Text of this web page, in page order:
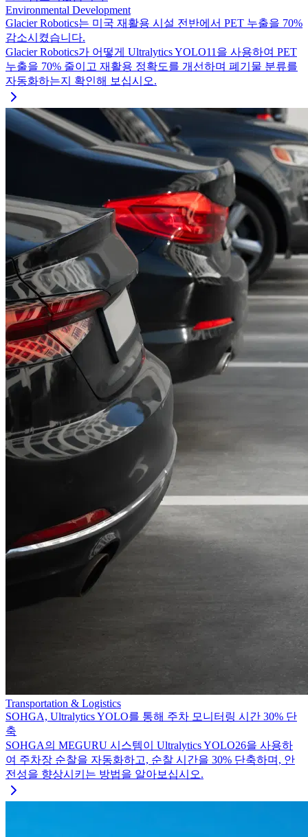
Environmental Development
Glacier Robotics는 미국 재활용 시설 전반에서 PET 누출을 70%
감소시켰습니다.
Glacier Robotics가 어떻게 Ultralytics YOLO11을 사용하여 PET
누출을 70% 줄이고 재활용 정확도를 개선하며 폐기물 분류를
자동화하는지 확인해 보십시오.
Transportation & Logistics
SOHGA, Ultralytics YOLO를 통해 주차 모니터링 시간 30% 단
축
SOHGA의 MEGURU 시스템이 Ultralytics YOLO26을 사용하
여 주차장 순찰을 자동화하고, 순찰 시간을 30% 단축하며, 안
전성을 향상시키는 방법을 알아보십시오.